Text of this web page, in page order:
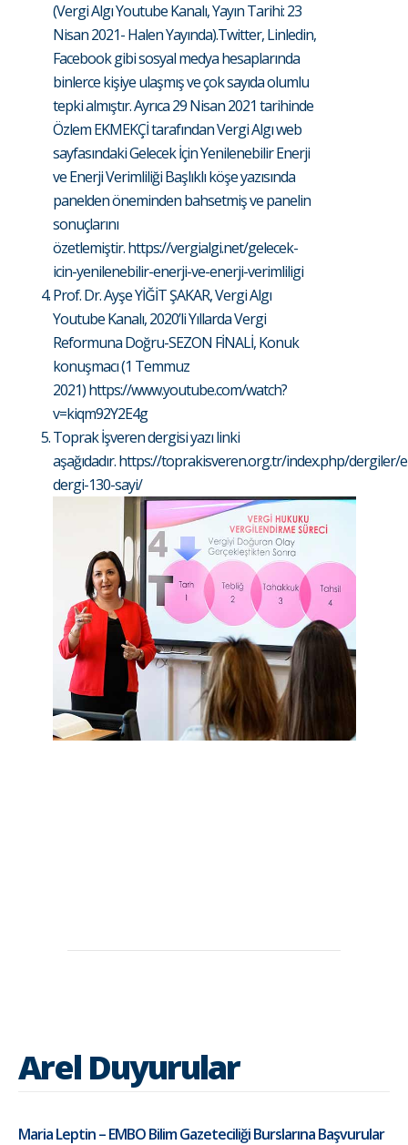
(Vergi Algı Youtube Kanalı, Yayın Tarihi: 23
Nisan 2021- Halen Yayında).Twitter, Linledin,
Facebook gibi sosyal medya hesaplarında
binlerce kişiye ulaşmış ve çok sayıda olumlu
tepki almıştır. Ayrıca 29 Nisan 2021 tarihinde
Özlem EKMEKÇİ tarafından Vergi Algı web
sayfasındaki Gelecek İçin Yenilenebilir Enerji
ve Enerji Verimliliği Başlıklı köşe yazısında
panelden öneminden bahsetmiş ve panelin
sonuçlarını
özetlemiştir.https://vergialgi.net/gelecek-
icin-yenilenebilir-enerji-ve-enerji-verimliligi
Prof. Dr. Ayşe YİĞİT ŞAKAR, Vergi Algı
Youtube Kanalı, 2020’li Yıllarda Vergi
Reformuna Doğru-SEZON FİNALİ, Konuk
konuşmacı (1 Temmuz
2021)https://www.youtube.com/watch?
v=kiqm92Y2E4g
Toprak İşveren dergisi yazı linki
aşağıdadır.https://toprakisveren.org.tr/index.php/dergiler/
dergi-130-sayi/
Arel Duyurular
Maria Leptin – EMBO Bilim Gazeteciliği Burslarına Başvurular